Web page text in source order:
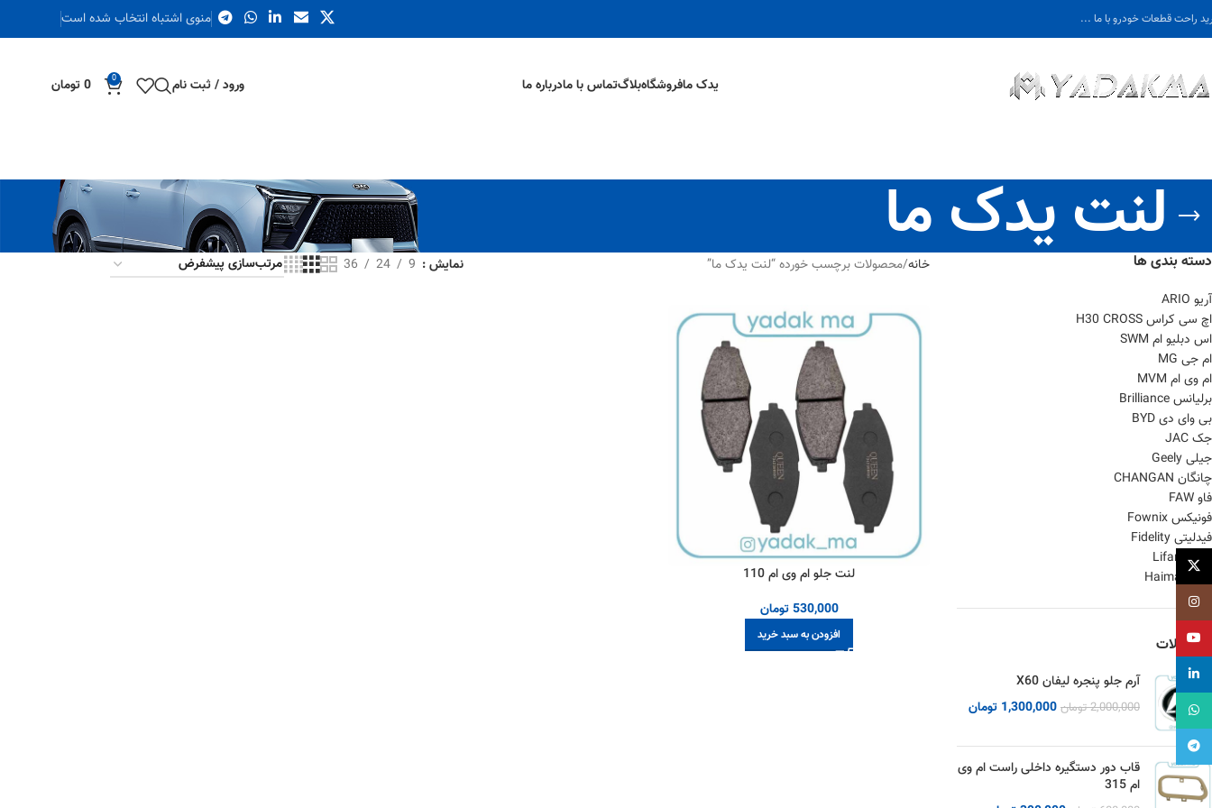
راحت قطعات خودرو با ما ... منوی اشتباه انتخاب شده است
یدک مافروشگاهبلاگتماس با مادرباره ما ورود / ثبت نام 0
0تومان
لنت یدک مادسته بندی ها
آریو ARIO
اچ سی کراس H30 CROSS
اس دبلیو ام SWM
ام جی MG
ام وی ام MVM
برلیانس Brilliance
بی وای دی BYD
جک JAC
جیلی Geely
چانگان CHANGAN
فاو FAW
فونیکس Fownix
فیدلیتی Fidelity
لیفان Lifan
هایما Haima
محصولات
آرم جلو پنجره لیفان X60
2,000,000 تومان 1,300,000 تومان
قاب دور دستگیره داخلی راست ام وی
ام 315
خانه محصولات برچسب خورده “لنت یدک ما” نمایش 9
24
36
لنت جلو ام وی ام 110
530,000تومان
افزودن به سبد خرید
X
یوتیوب
لینکداین
واتساپ
تلگرام